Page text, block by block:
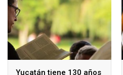
Yucatán tiene 130 años